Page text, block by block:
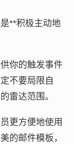
**积极主动地
你的触发事件
不要局限自
雷达范围。
更方便地使用
的邮件模板，